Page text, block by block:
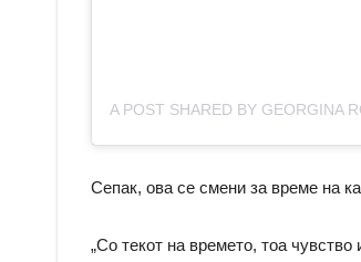
A POST SHARED BY GEORGINA
Сепак, ова се смени за време на
„Со текот на времето, тоа чувство